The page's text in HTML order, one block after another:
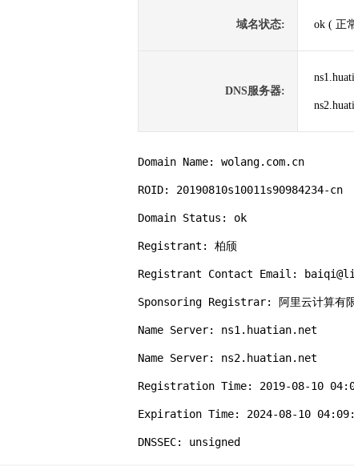
域名状态: ok ( 正
DNS服务器:
Domain Name: wolang.com.cn
ROID: 20190810s10011s90984234-cn
Domain Status: ok
Registrant: 柏颀
Registrant Contact Email:
Sponsoring Registrar: 阿里云计算有限
Name Server: ns1.huatian.net
Name Server: ns2.huatian.net
Registration Time: 2019-08-10
Expiration Time: 2024-08-10